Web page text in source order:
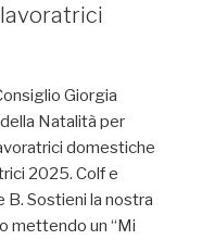
Giorgia
Natalità per
domestiche
2025. Colf e
B. Sostieni la nostra
mettendo un “Mi